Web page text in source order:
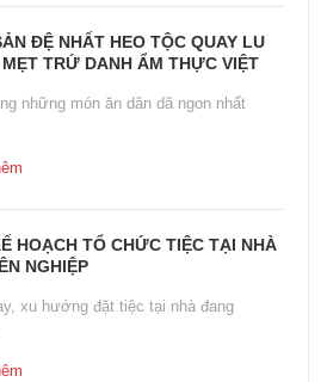
ĐỆ NHẤT HEO TỘC QUAY LU
TRỨ DANH ẨM THỰC VIỆT
những món ăn dân dã ngon nhất
HOẠCH TỔ CHỨC TIỆC TẠI NHÀ
NGHIỆP
xu hướng đặt tiệc tại nhà đang